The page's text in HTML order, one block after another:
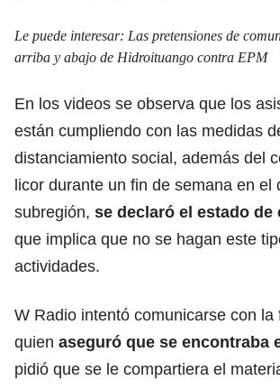
Le puede interesar: Las pretensiones de
arriba y abajo de Hidroituango contra EPM
En los videos se observa que los
están cumpliendo con las medidas
distanciamiento social, además del
licor durante un fin de semana en el
subregión, se declaró el estado de
que implica que no se hagan este
actividades.
W Radio intentó comunicarse con la
quien aseguró que se encontraba
pidió que se le compartiera el